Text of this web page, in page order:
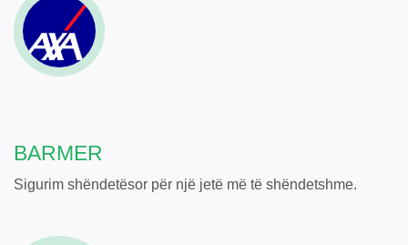
BARMER
Sigurim shëndetësor për një jetë më të shëndetshme.